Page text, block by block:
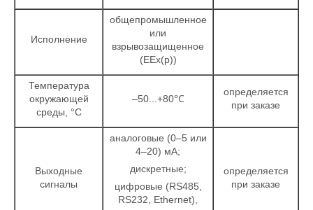
Исполнение
общепромышленное
или
взрывозащищенное
(ЕЕх(р))
Температура
окружающей
среды, °С
–50...+80°С
определяется
при заказе
Выходные
сигналы
аналоговые (0–5 или
4–20) мА;
дискретные;
цифровые (RS485,
RS232, Ethernet),
определяется
при заказе